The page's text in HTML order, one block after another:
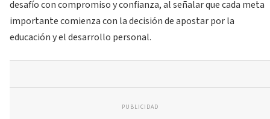
desafío con compromiso y confianza, al señalar que cada meta
importante comienza con la decisión de apostar por la
educación y el desarrollo personal.
PUBLICIDAD